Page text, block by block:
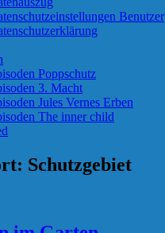
Benutzer
Poppschutz
3. Macht
Jules Vernes Erben
The inner child
Schutzgebiet